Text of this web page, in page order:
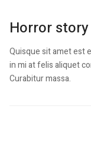
Horror
Quisque sit amet est
in mi at felis aliquet
Curabitur massa.